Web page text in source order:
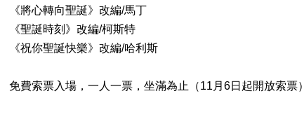
《將心轉向聖誕》改編/馬丁
《聖誕時刻》改編/柯斯特
《祝你聖誕快樂》改編/哈利斯
免費索票入場，一人一票，坐滿為止（11月6日起開放索票）